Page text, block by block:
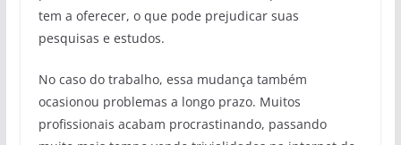
tem a oferecer, o que pode prejudicar suas
pesquisas e estudos.
No caso do trabalho, essa mudança também
ocasionou problemas a longo prazo. Muitos
profissionais acabam procrastinando, passando